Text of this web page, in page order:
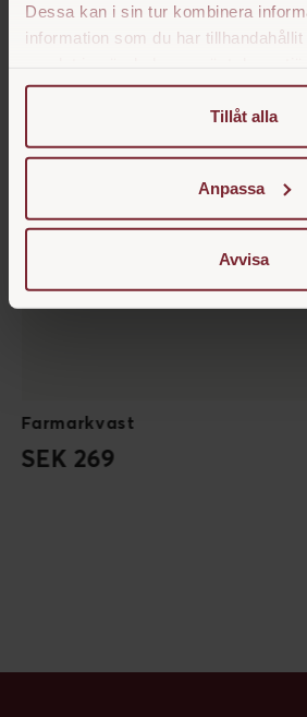
Dessa kan i sin tur kombinera
information som du har
närsomhelst ändra ditt samtycke.
Tillåt alla
Anpassa
Avvisa
Farmarkvast
SEK 269